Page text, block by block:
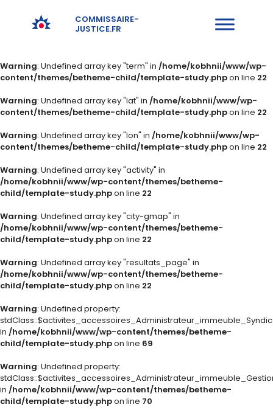
COMMISSAIRE-
JUSTICE.FR
Warning: Undefined array key "term" in /home/kobhnii/www/wp-
content/themes/betheme-child/template-study.phpon line 22
Warning: Undefined array key "lat" in /home/kobhnii/www/wp-
content/themes/betheme-child/template-study.phpon line 22
Warning: Undefined array key "lon" in /home/kobhnii/www/wp-
content/themes/betheme-child/template-study.phpon line 22
Warning: Undefined array key "activity" in
/home/kobhnii/www/wp-content/themes/betheme-
child/template-study.phpon line 22
Warning: Undefined array key "city-gmap" in
/home/kobhnii/www/wp-content/themes/betheme-
child/template-study.phpon line 22
Warning: Undefined array key "resultats_page" in
/home/kobhnii/www/wp-content/themes/betheme-
child/template-study.phpon line 22
Warning: Undefined property:
in /home/kobhnii/www/wp-content/themes/betheme-
child/template-study.phpon line 69
Warning: Undefined property:
in /home/kobhnii/www/wp-content/themes/betheme-
child/template-study.phpon line 70